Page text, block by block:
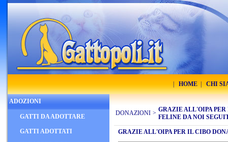
HOME CHI
ADOZIONI
GATTI DA ADOTTARE
GATTI ADOTTATI
DONAZIONI > GRAZIE ALL'OIPA
FELINE DA NOI
GRAZIE ALL'OIPA PER IL CIBO